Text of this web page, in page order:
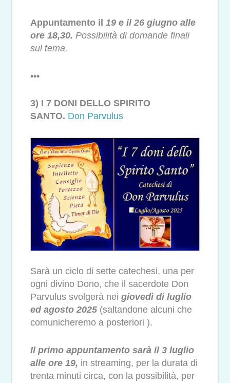
Appuntamento il 19 e il 26 giugno alle
ore 18,30. Possibilità di domande finali
sul tema.
•••
3) I 7 DONI DELLO SPIRITO
SANTO. Don Parvulus
Sarà un ciclo di sette catechesi, una per
ogni divino Dono, che il sacerdote Don
Parvulus svolgerà nei giovedì di luglio
ed agosto 2025 (saltandone alcuni che
comunicheremo a posteriori ).
Il primo appuntamento sarà il 3 luglio
alle ore 19, in streaming, per la durata di
trenta minuti circa, con la possibilità, per